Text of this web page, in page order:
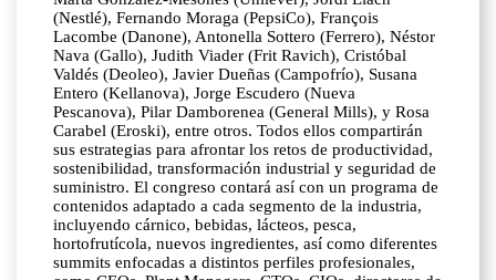
(Nestlé), Fernando Moraga (PepsiCo), François
Lacombe (Danone), Antonella Sottero (Ferrero), Néstor
Nava (Gallo), Judith Viader (Frit Ravich), Cristóbal
Valdés (Deoleo), Javier Dueñas (Campofrío), Susana
Entero (Kellanova), Jorge Escudero (Nueva
Pescanova), Pilar Damborenea (General Mills), y Rosa
Carabel (Eroski), entre otros. Todos ellos compartirán
sus estrategias para afrontar los retos de productividad,
sostenibilidad, transformación industrial y seguridad de
suministro. El congreso contará así con un programa de
contenidos adaptado a cada segmento de la industria,
incluyendo cárnico, bebidas, lácteos, pesca,
hortofrutícola, nuevos ingredientes, así como diferentes
summits enfocadas a distintos perfiles profesionales,